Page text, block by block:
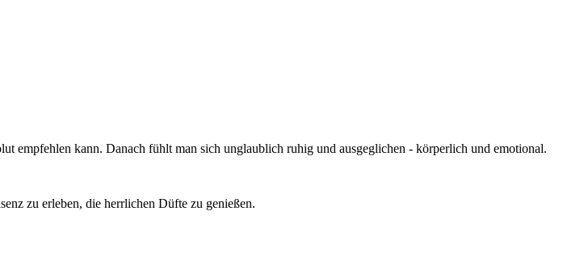
empfehlen kann. Danach fühlt man sich unglaublich ruhig und ausgeglichen - körperlich und emotional.
zu erleben, die herrlichen Düfte zu genießen.